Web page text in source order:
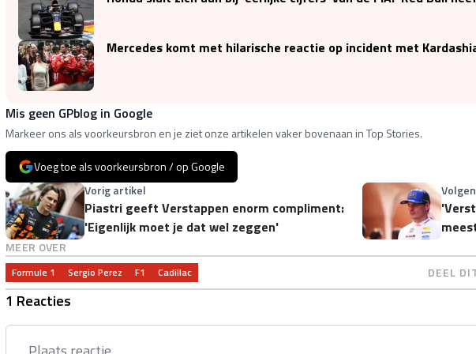
Mercedes komt met hilarische reactie op incident met
Mis geen GPblog in Google
Markeer ons als voorkeursbron en je ziet onze artikelen vaker bovenaan in Top Stories.
Voeg toe als voorkeursbron / op Google
Vorig artikel
Piastri geeft Verstappen enorm compliment:
'Eigenlijk moet je dat wel zeggen'
MEER OVER
Formule 1 Sergio Perez F1 Cadillac DEEL
1 Reacties